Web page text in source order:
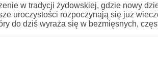
w tradycji żydowskiej, gdzie nowy
uroczystości rozpoczynają się już
do dziś wyraża się w bezmięsnych,